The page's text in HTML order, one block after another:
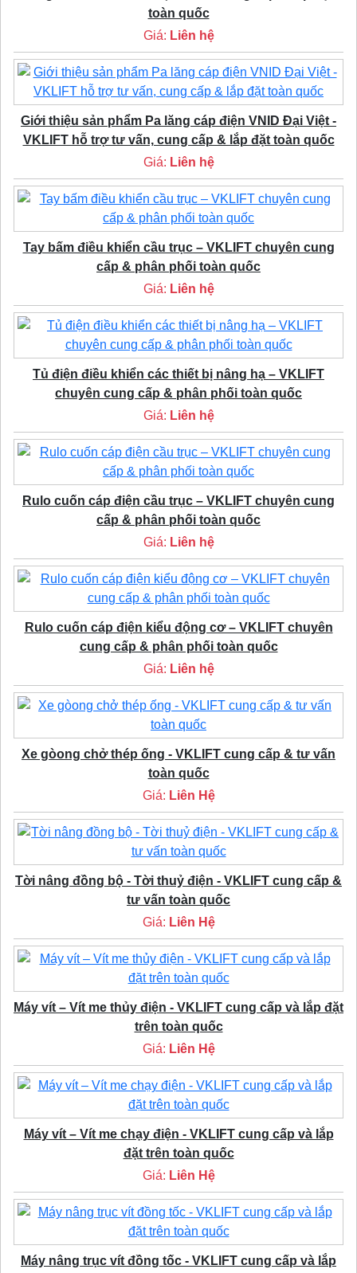
toàn quốc
Giá: Liên hệ
Giới thiệu sản phẩm Pa lăng cáp điện VNID Đại Việt -
VKLIFT hỗ trợ tư vấn, cung cấp & lắp đặt toàn quốc
Giá: Liên hệ
Tay bấm điều khiển cầu trục – VKLIFT chuyên cung
cấp & phân phối toàn quốc
Giá: Liên hệ
Tủ điện điều khiển các thiết bị nâng hạ – VKLIFT
chuyên cung cấp & phân phối toàn quốc
Giá: Liên hệ
Rulo cuốn cáp điện cầu trục – VKLIFT chuyên cung
cấp & phân phối toàn quốc
Giá: Liên hệ
Rulo cuốn cáp điện kiểu động cơ – VKLIFT chuyên
cung cấp & phân phối toàn quốc
Giá: Liên hệ
Xe gòong chở thép ống - VKLIFT cung cấp & tư vấn
toàn quốc
Giá: Liên Hệ
Tời nâng đồng bộ - Tời thuỷ điện - VKLIFT cung cấp &
tư vấn toàn quốc
Giá: Liên Hệ
Máy vít – Vít me thủy điện - VKLIFT cung cấp và lắp đặt
trên toàn quốc
Giá: Liên Hệ
Máy vít – Vít me chạy điện - VKLIFT cung cấp và lắp
đặt trên toàn quốc
Giá: Liên Hệ
Máy nâng trục vít đồng tốc - VKLIFT cung cấp và lắp